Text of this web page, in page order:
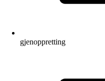
gjenoppretting